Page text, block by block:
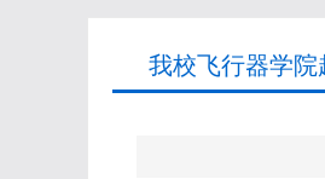
我校飞行器学